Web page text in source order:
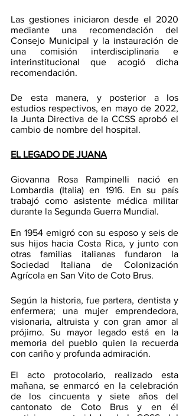
Las gestiones iniciaron desde el 2020
mediante una recomendación del
Consejo Municipal y la instauración de
una comisión interdisciplinaria e
interinstitucional que acogió dicha
recomendación.
De esta manera, y posterior a los
estudios respectivos, en mayo de 2022,
la Junta Directiva de la CCSS aprobó el
cambio de nombre del hospital.
EL LEGADO DE JUANA
Giovanna Rosa Rampinelli nació en
Lombardia (Italia) en 1916. En su país
trabajó como asistente médica militar
durante la Segunda Guerra Mundial.
En 1954 emigró con su esposo y seis de
sus hijos hacia Costa Rica, y junto con
otras familias italianas fundaron la
Sociedad Italiana de Colonización
Agrícola en San Vito de Coto Brus.
Según la historia, fue partera, dentista y
enfermera; una mujer emprendedora,
visionaria, altruista y con gran amor al
prójimo. Su mayor legado está en la
memoria del pueblo quien la recuerda
con cariño y profunda admiración.
El acto protocolario, realizado esta
mañana, se enmarcó en la celebración
de los cincuenta y siete años del
cantonato de Coto Brus y en él